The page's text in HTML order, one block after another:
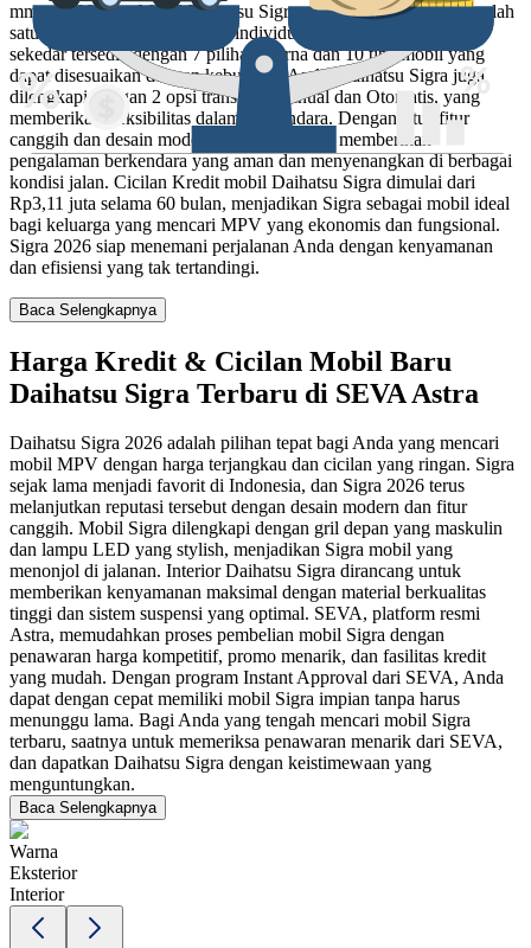
mm x 1600 mm. Mobil Daihatsu Sigra . di Indonesia, menjadi salah
satu mobil yang diminati bagi individu maupun keluarga. Tidak
sekedar tersedia dengan 7 pilihan warna dan 10 tipe mobil yang
dapat disesuaikan dengan kebutuhan Anda, Daihatsu Sigra juga
dilengkapi dengan 2 opsi transmisi Manual dan Otomatis, yang
memberikan fleksibilitas dalam berkendara. Dengan fitur-fitur
canggih dan desain modern, Daihatsu Sigra memberikan
pengalaman berkendara yang aman dan menyenangkan di berbagai
kondisi jalan. Cicilan Kredit mobil Daihatsu Sigra dimulai dari
Rp3,11 juta selama 60 bulan, menjadikan Sigra sebagai mobil ideal
bagi keluarga yang mencari MPV yang ekonomis dan fungsional.
Sigra 2026 siap menemani perjalanan Anda dengan kenyamanan
dan efisiensi yang tak tertandingi.
Baca Selengkapnya
Harga Kredit & Cicilan Mobil Baru
Daihatsu Sigra Terbaru di SEVA Astra
Daihatsu Sigra 2026 adalah pilihan tepat bagi Anda yang mencari
mobil MPV dengan harga terjangkau dan cicilan yang ringan. Sigra
sejak lama menjadi favorit di Indonesia, dan Sigra 2026 terus
melanjutkan reputasi tersebut dengan desain modern dan fitur
canggih. Mobil Sigra dilengkapi dengan gril depan yang maskulin
dan lampu LED yang stylish, menjadikan Sigra mobil yang
menonjol di jalanan. Interior Daihatsu Sigra dirancang untuk
memberikan kenyamanan maksimal dengan material berkualitas
tinggi dan sistem suspensi yang optimal. SEVA, platform resmi
Astra, memudahkan proses pembelian mobil Sigra dengan
penawaran harga kompetitif, promo menarik, dan fasilitas kredit
yang mudah. Dengan program Instant Approval dari SEVA, Anda
dapat dengan cepat memiliki mobil Sigra impian tanpa harus
menunggu lama. Bagi Anda yang tengah mencari mobil Sigra
terbaru, saatnya untuk memeriksa penawaran menarik dari SEVA,
dan dapatkan Daihatsu Sigra dengan keistimewaan yang
menguntungkan.
Baca Selengkapnya
Warna
Eksterior
Interior